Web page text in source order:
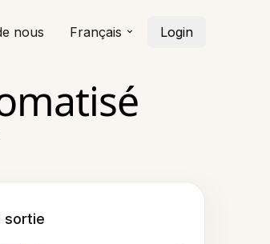
nous Français Login
sortie